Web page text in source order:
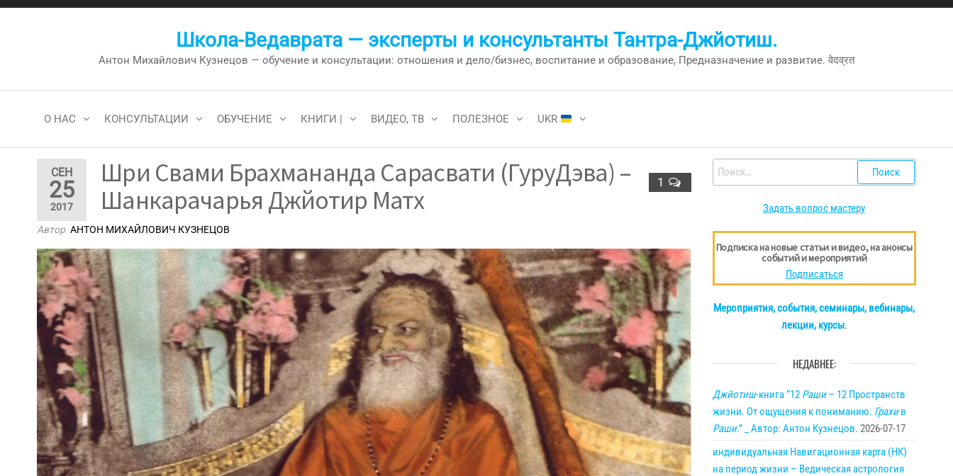
Перейти
Школа-Ведаврата — эксперты и консультанты Тантра-Джйотиш.
Антон Михайлович Кузнецов — обучение и консультации: отношения и дело/бизнес, воспитание и образование, Предназначение и развитие. वेदव्रत
О НАС КОНСУЛЬТАЦИИ ОБУЧЕНИЕ КНИГИ | ВИДЕО, ТВ ПОЛЕЗНОЕ UKR
СЕН
25
2017
1
Шри Свами Брахмананда Сарасвати (ГуруДэва) –
Шанкарачарья Джйотир Матх
Автор АНТОН МИХАЙЛОВИЧ КУЗНЕЦОВ
Найти:
Задать вопрос мастеру
Подписка на новые статьи и видео, на анонсы
событий и мероприятий
Подписаться
Мероприятия, события, семинары, вебинары,
лекции, курсы.
НЕДАВНЕЕ:
Джйотиш-книга “12 Раши– 12 Пространств
жизни. От ощущения к пониманию. Грахив
Раши.” _ Автор: Антон Кузнецов. 2026-07-17
индивидуальная Навигационная карта (НК)
на период жизни – Ведическая астрология